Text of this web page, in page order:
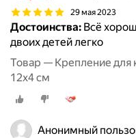
29 мая 2023
Достоинства: Всё
двоих детей легко
Товар — Крепление для
12х4 см
Анонимный